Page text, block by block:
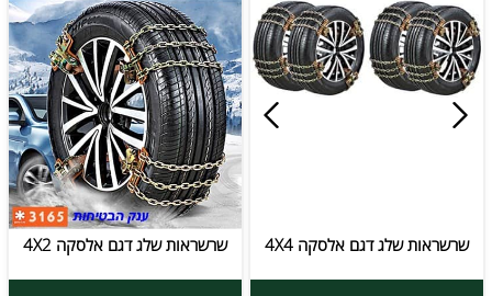
שרשראות שלג דגם אלסקה 4X4 שרשראות שלג דגם אלסקה 4X2